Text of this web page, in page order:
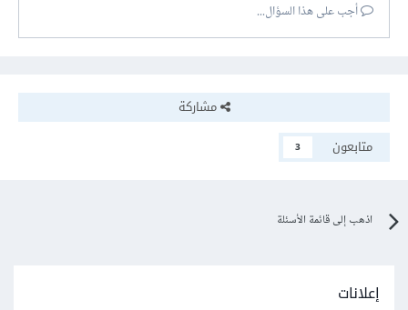
أجب على هذا السؤال...
مشاركة
متابعون
3
اذهب إلى قائمة الأسئلة
إعلانات